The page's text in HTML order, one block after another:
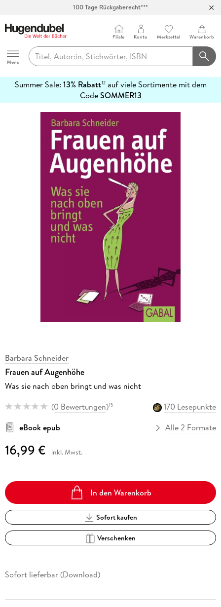
100 Tage Rückgaberecht***
Hugendubel
Menu
Filiale Konto Merkzettel Warenkorb
Summer Sale: 13% Rabatt12auf viele Sortimente mit dem
CodeSOMMER13
erfahren
Barbara Schneider
Frauen auf Augenhöhe
Was sie nach oben bringt und was nicht
(0 Bewertungen)15
170 Lesepunkte
eBook epub
Alle 2 Formate
16,99 € inkl. Mwst.
In den Warenkorb
Sofort kaufen
Verschenken
Sofort lieferbar (Download)